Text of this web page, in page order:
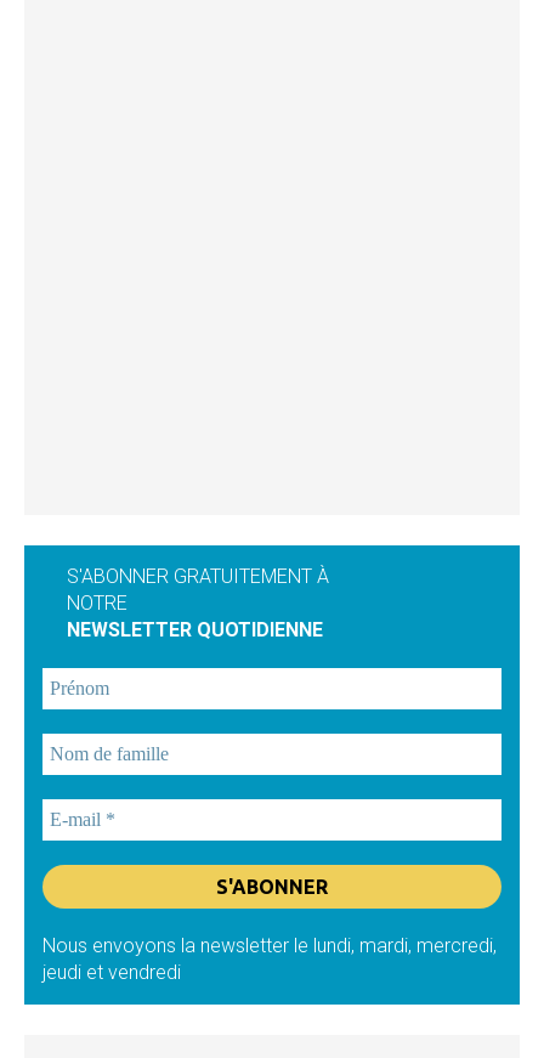
S'ABONNER GRATUITEMENT À
NOTRE
NEWSLETTER QUOTIDIENNE
Nous envoyons la newsletter le lundi, mardi, mercredi,
jeudi et vendredi